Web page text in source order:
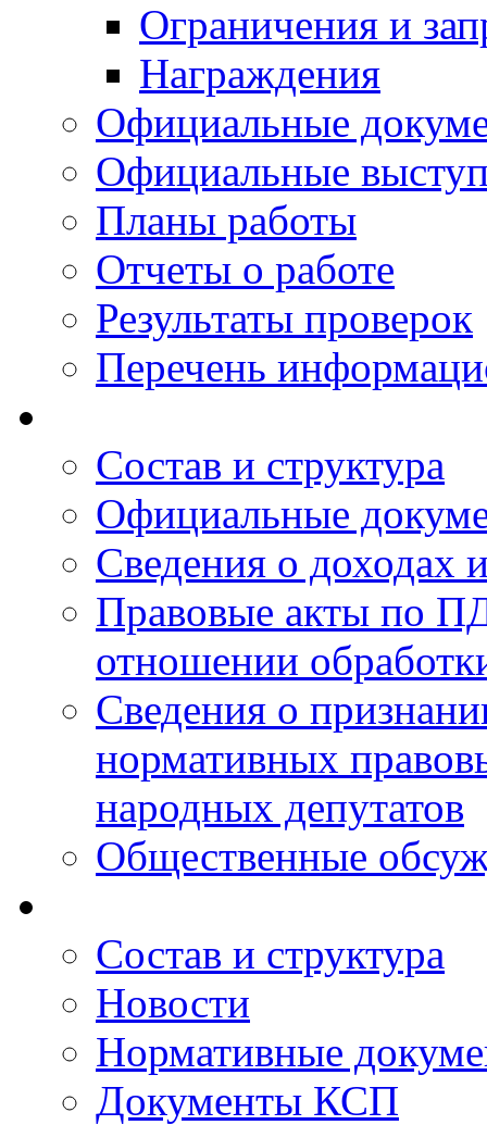
Ограничения и
Награждения
Официальные
Официальные
Планы работы
Отчеты о работе
Результаты проверок
Перечень
Состав и структура
Официальные
Сведения о доходах
Правовые акты по
отношении
Сведения о
нормативных
народных депутатов
Общественные
Состав и структура
Новости
Нормативные
Документы КСП